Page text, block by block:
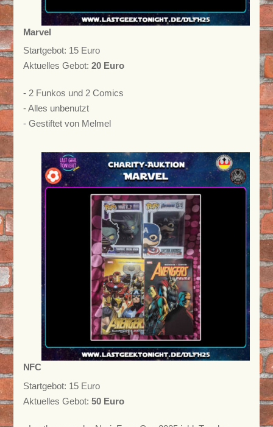
Marvel
Startgebot: 15 Euro
Aktuelles Gebot: 20 Euro
- 2 Funkos und 2 Comics
- Alles unbenutzt
- Gestiftet von Melmel
NFC
Startgebot: 15 Euro
Aktuelles Gebot: 50 Euro